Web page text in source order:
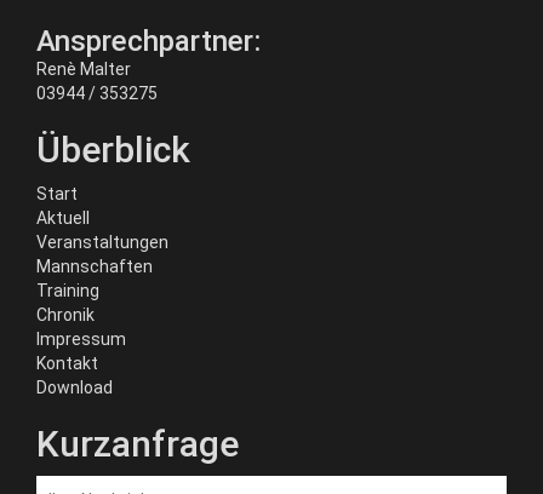
Ansprechpartner:
Renè Malter
03944 / 353275
Überblick
Start
Aktuell
Veranstaltungen
Mannschaften
Training
Chronik
Impressum
Kontakt
Download
Kurzanfrage